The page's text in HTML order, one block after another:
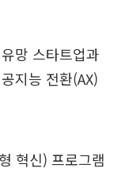
망 스타트업과
지능 전환(AX)
혁신) 프로그램